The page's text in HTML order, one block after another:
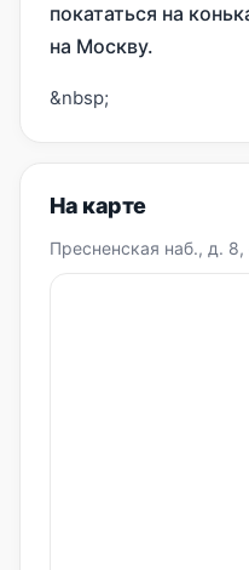
покататься на
на Москву.
&nbsp;
На карте
Пресненская наб., д. 8,